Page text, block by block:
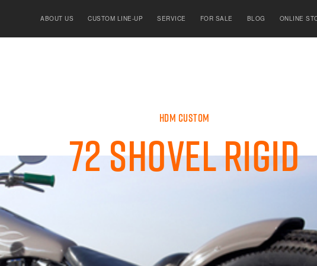
ABOUT US CUSTOM LINE-UP SERVICE FOR SALE BLOG ONLINE
HDM CUSTOM
72 Shovel Rigid